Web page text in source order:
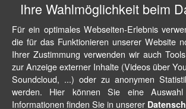
Ihre Wahlmöglichkeit beim
Für ein optimales Webseiten-Erlebnis
die für das Funktionieren unserer Website
Ihrer Zustimmung verwenden wir auch
zur Anzeige externer Inhalte (Videos über
Soundcloud, ...) oder zu anonymen
werden. Hier können Sie eine
Informationen finden Sie in unserer